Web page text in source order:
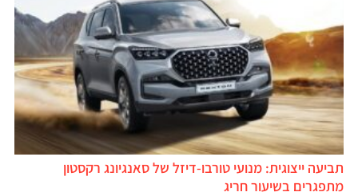
תביעה ייצוגית: מנועי טורבו-דיזל של סאנגיונג רקסטון
מתפגרים בשיעור חריג